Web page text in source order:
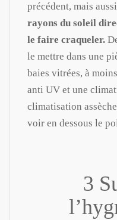
précédent, mais
rayons du soleil
le faire craqueler.
le mettre dans une
baies vitrées, à
anti UV et une
climatisation
voir en dessous le
3